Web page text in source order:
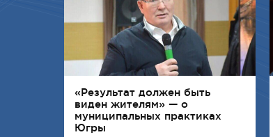
«Результат должен быть
виден жителям» — о
муниципальных практиках
Югры